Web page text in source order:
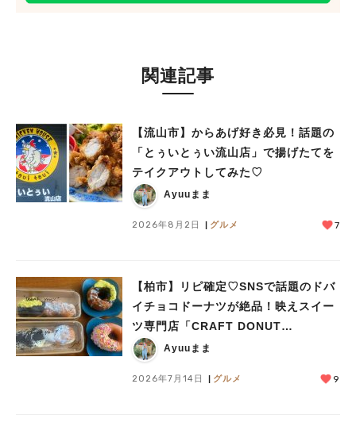
関連記事
【流山市】からあげ好き必見！話題の
「とぅいとぅい流山店」で揚げたてを
テイクアウトしてみた♡
Ayuuまま
2026年8月2日 グルメ 7
【柏市】リピ確定♡SNSで話題のドバ
イチョコドーナツが絶品！映えスイー
ツ専門店「CRAFT DONUT
WORKS」がオープン
Ayuuまま
2026年7月14日 グルメ 9